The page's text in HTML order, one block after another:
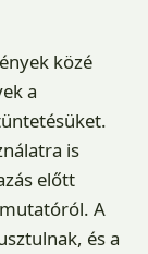
közé
a
is
előtt
A
és a